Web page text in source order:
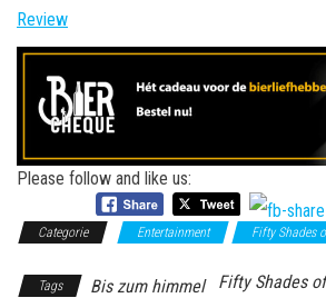
Review
Please follow and like us:
Categorie Entertainment Fifty Shades
Tags Bis zum himmel Fifty Shades